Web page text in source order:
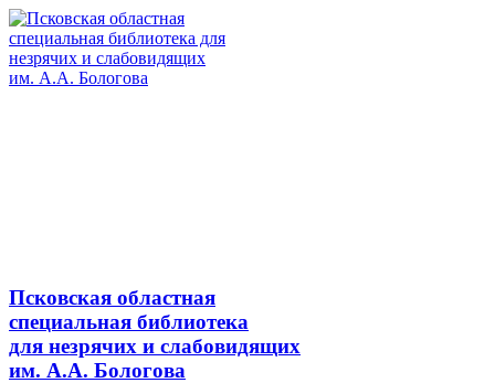
Псковская областная
специальная библиотека
для незрячих и слабовидящих
им. А.А. Бологова